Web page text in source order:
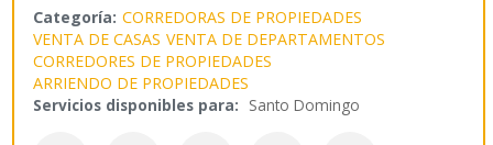
Categoría: CORREDORAS DE PROPIEDADES
VENTA DE CASAS VENTA DE DEPARTAMENTOS
CORREDORES DE PROPIEDADES
ARRIENDO DE PROPIEDADES
Servicios disponibles para: Santo Domingo